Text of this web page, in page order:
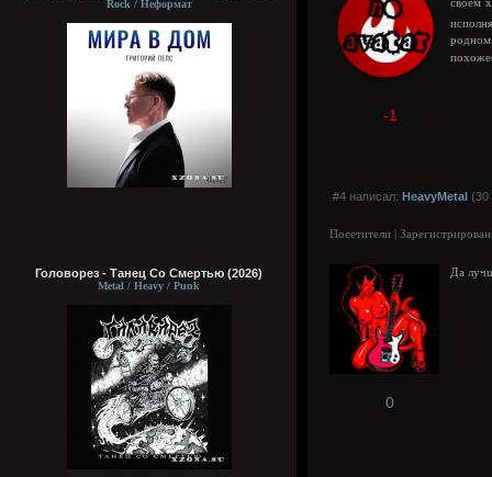
Rock / Неформат
Головорез - Tанец Со Смертью (2026)
Metal / Heavy / Punk
своем
родном
-1
#4 написал: HeavyMetal (30
Посетители |
Да
0